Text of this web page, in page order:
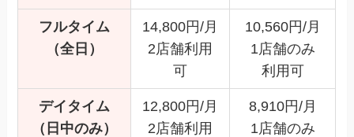
フルタイム
（全日）
14,800円/月
2店舗利用
可
10,560円/月
1店舗のみ
利用可
デイタイム
（日中のみ）
12,800円/月
2店舗利用
8,910円/月
1店舗のみ